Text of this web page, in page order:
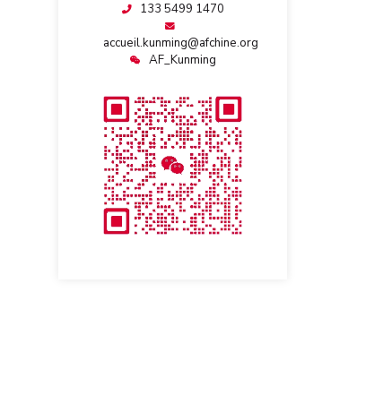
133 5499 1470
accueil.kunming@afchine.org
AF_Kunming